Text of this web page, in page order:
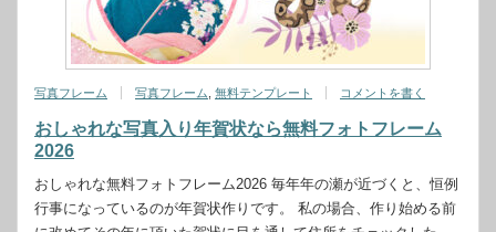
写真フレーム 写真フレーム 無料テンプレート コメントを書く
おしゃれな写真入り年賀状なら無料フォトフレーム
2026
おしゃれな無料フォトフレーム2026 毎年年の瀬が近づくと、恒例
行事になっているのが年賀状作りです。 私の場合、作り始める前